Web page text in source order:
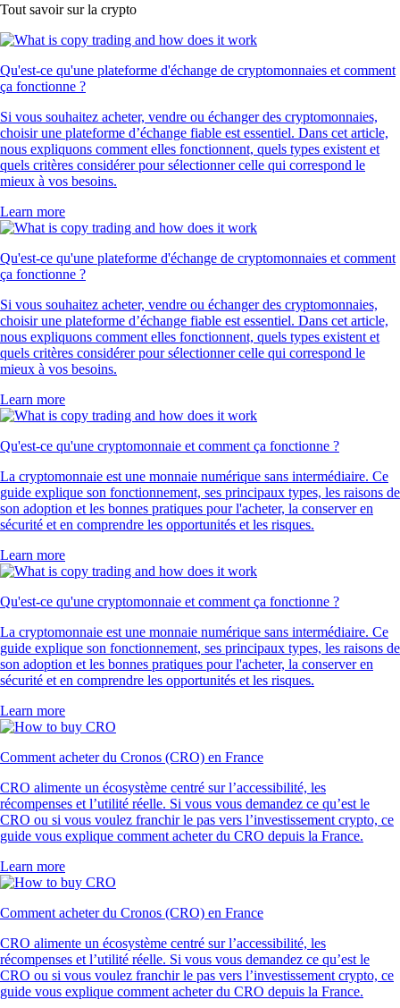
Tout savoir sur la crypto
Qu'est-ce qu'une plateforme d'échange de cryptomonnaies et comment
ça fonctionne ?
Si vous souhaitez acheter, vendre ou échanger des cryptomonnaies,
choisir une plateforme d’échange fiable est essentiel. Dans cet article,
nous expliquons comment elles fonctionnent, quels types existent et
quels critères considérer pour sélectionner celle qui correspond le
mieux à vos besoins.
Learn more
Qu'est-ce qu'une plateforme d'échange de cryptomonnaies et comment
ça fonctionne ?
Si vous souhaitez acheter, vendre ou échanger des cryptomonnaies,
choisir une plateforme d’échange fiable est essentiel. Dans cet article,
nous expliquons comment elles fonctionnent, quels types existent et
quels critères considérer pour sélectionner celle qui correspond le
mieux à vos besoins.
Learn more
Qu'est-ce qu'une cryptomonnaie et comment ça fonctionne ?
La cryptomonnaie est une monnaie numérique sans intermédiaire. Ce
guide explique son fonctionnement, ses principaux types, les raisons de
son adoption et les bonnes pratiques pour l'acheter, la conserver en
sécurité et en comprendre les opportunités et les risques.
Learn more
Qu'est-ce qu'une cryptomonnaie et comment ça fonctionne ?
La cryptomonnaie est une monnaie numérique sans intermédiaire. Ce
guide explique son fonctionnement, ses principaux types, les raisons de
son adoption et les bonnes pratiques pour l'acheter, la conserver en
sécurité et en comprendre les opportunités et les risques.
Learn more
Comment acheter du Cronos (CRO) en France
CRO alimente un écosystème centré sur l’accessibilité, les
récompenses et l’utilité réelle. Si vous vous demandez ce qu’est le
CRO ou si vous voulez franchir le pas vers l’investissement crypto, ce
guide vous explique comment acheter du CRO depuis la France.
Learn more
Comment acheter du Cronos (CRO) en France
CRO alimente un écosystème centré sur l’accessibilité, les
récompenses et l’utilité réelle. Si vous vous demandez ce qu’est le
CRO ou si vous voulez franchir le pas vers l’investissement crypto, ce
guide vous explique comment acheter du CRO depuis la France.